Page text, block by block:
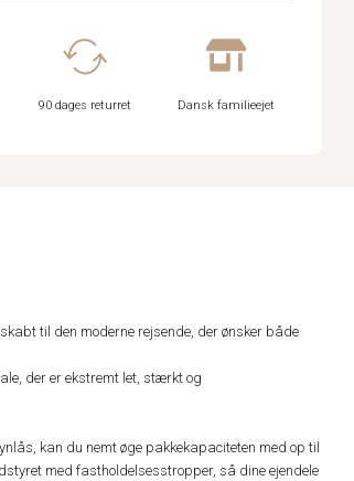
90 dages returret Dansk familieejet
til den moderne rejsende, der ønsker både
der er ekstremt let, stærkt og
kan du nemt øge pakkekapaciteten med op til
med fastholdelsesstropper, så dine ejendele